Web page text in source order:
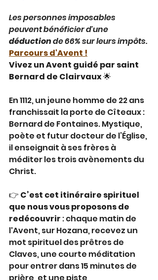
Les personnes imposables
peuvent bénéficier d'une
déduction de 66% sur leurs impôts.
Parcours d'Avent !
Vivez un Avent guidé par saint
Bernard de Clairvaux 🌟
En 1112, un jeune homme de 22 ans
franchissait la porte de Cîteaux :
Bernard de Fontaines. Mystique,
poète et futur docteur de l’Église,
il enseignait à ses frères à
méditer les trois avènements du
Christ.
👉 C’est cet itinéraire spirituel
que nous vous proposons de
redécouvrir : chaque matin de
l'Avent, sur Hozana, recevez un
mot spirituel des prêtres de
Claves, une courte méditation
pour entrer dans 15 minutes de